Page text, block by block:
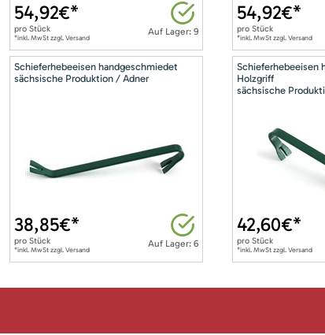
Auf Lager: 9
54,92€*
pro Stück
*inkl. MwSt zzgl. Versand
54,92€*
pro Stück
*inkl. MwSt zzgl. Versand
Schieferhebeeisen handgeschmiedet
sächsische Produktion / Adner
Auf Lager: 6
38,85€*
pro Stück
*inkl. MwSt zzgl. Versand
Schieferhebeeisen
Holzgriff
sächsische
42,60€*
pro Stück
*inkl. MwSt zzgl. Versand